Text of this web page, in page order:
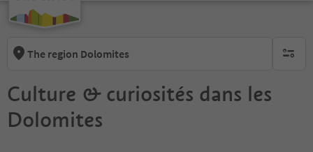
The region Dolomites aucun
Culture & curiosités dans les
Dolomites